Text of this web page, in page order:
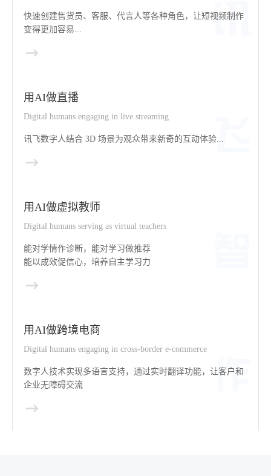
快速创建售货员、客服、代言人等各种角色，让短视频制作
变得更加容易...
用AI做直播
Digital humans engaging in live streaming
讯飞数字人结合 3D 场景为观众带来新奇的互动体验...
用AI做虚拟教师
Digital humans serving as virtual teachers
能对学情作诊断，能对学习做推荐
能以成效促信心，培养自主学习力
用AI做跨境电商
Digital humans engaging in cross-border e-commerce
数字人技术实现多语言支持，通过实时翻译功能，让客户和
企业无障碍交流